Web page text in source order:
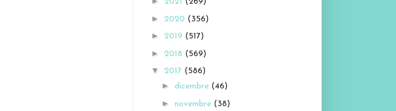
► 2020 (356)
► 2019 (517)
► 2018 (569)
▼ 2017 (586)
► dicembre (46)
► novembre (38)